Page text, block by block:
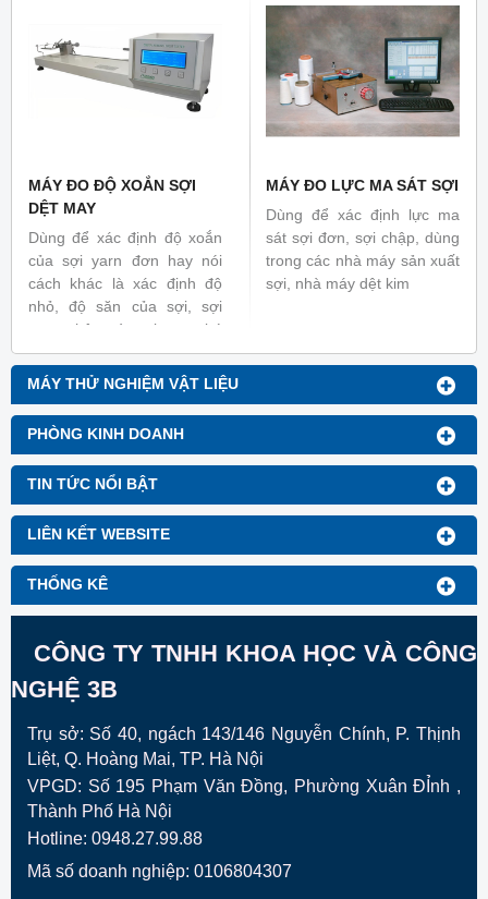
MÁY THỬ NGHIỆM VẬT LIỆU
PHÒNG KINH DOANH
TIN TỨC NỔI BẬT
LIÊN KẾT WEBSITE
THỐNG KÊ
ASTM D1907, TCVN 5785
MÁY ĐO ĐỘ XOẮN SỢI
DỆT MAY
Dùng để xác định độ xoắn
của sợi yarn đơn hay nói
cách khác là xác định độ
nhỏ, độ săn của sợi, sợi
yarn chập và sợi yarn bó
bằng phương pháp đếm
trực tiếp hoặc phương pháp
tở ra- xoắn vào, ... Tiêu
chuẩn: ISO 2061, ASTM
D1422, ASTM D1423, JIS
L1095, TCVN 5788, TCVN
5094,...
MÁY ĐO LỰC MA SÁT SỢI
Dùng để xác định lực ma
sát sợi đơn, sợi chập, dùng
trong các nhà máy sản xuất
sợi, nhà máy dệt kim
CÔNG TY TNHH KHOA HỌC VÀ CÔNG
NGHỆ 3B
Trụ sở: Số 40, ngách 143/146 Nguyễn Chính, P. Thịnh
Liệt, Q. Hoàng Mai, TP. Hà Nội
VPGD: Số 195 Phạm Văn Đồng, Phường Xuân ĐỈnh ,
Thành Phố Hà Nội
Hotline: 0948.27.99.88
Mã số doanh nghiệp: 0106804307